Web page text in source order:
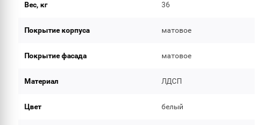
Вес, кг 36
Покрытие корпуса матовое
Покрытие фасада матовое
Материал ЛДСП
Цвет белый